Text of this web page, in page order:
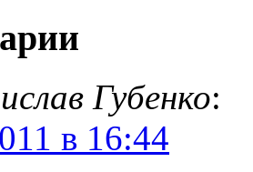
Губенко:
в 16:44